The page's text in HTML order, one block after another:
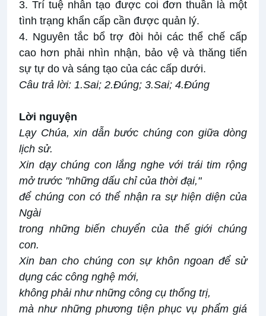
3. Trí tuệ nhân tạo được coi đơn thuần là một
tình trạng khẩn cấp cần được quản lý.
4. Nguyên tắc bổ trợ đòi hỏi các thể chế cấp
cao hơn phải nhìn nhận, bảo vệ và thăng tiến
sự tự do và sáng tạo của các cấp dưới.
Câu trả lời: 1.Sai; 2.Đúng; 3.Sai; 4.Đúng
Lời nguyện
Lạy Chúa, xin dẫn bước chúng con giữa dòng
lịch sử.
Xin dạy chúng con lắng nghe với trái tim rộng
mở trước "những dấu chỉ của thời đại,"
để chúng con có thể nhận ra sự hiện diện của
Ngài
trong những biến chuyển của thế giới chúng
con.
Xin ban cho chúng con sự khôn ngoan để sử
dụng các công nghệ mới,
không phải như những công cụ thống trị,
mà như những phương tiện phục vụ phẩm giá